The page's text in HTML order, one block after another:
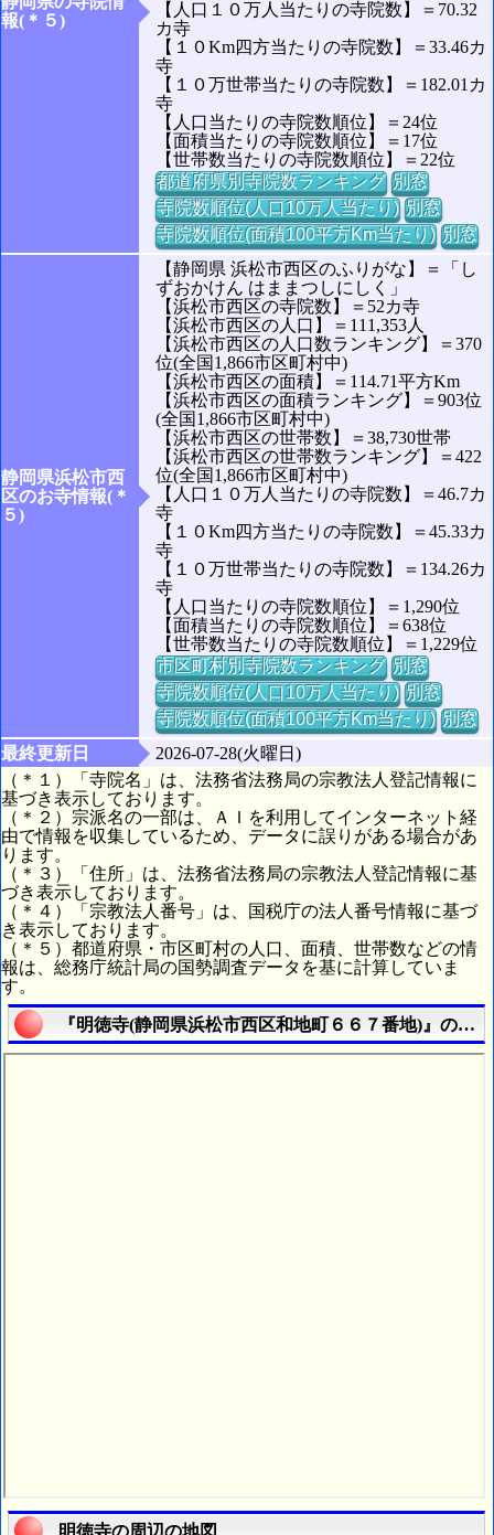
報(＊５)
【人口１０万人当たりの寺院数】＝70.32
カ寺
【１０Km四方当たりの寺院数】＝33.46カ
寺
【１０万世帯当たりの寺院数】＝182.01カ
寺
【人口当たりの寺院数順位】＝24位
【面積当たりの寺院数順位】＝17位
【世帯数当たりの寺院数順位】＝22位
都道府県別寺院数ランキング 別窓
寺院数順位(人口10万人当たり) 別窓
寺院数順位(面積100平方Km当たり) 別窓
静岡県浜松市西
区のお寺情報(＊
５)
【静岡県 浜松市西区のふりがな】＝「し
ずおかけん はままつしにしく」
【浜松市西区の寺院数】＝52カ寺
【浜松市西区の人口】＝111,353人
【浜松市西区の人口数ランキング】＝370
位(全国1,866市区町村中)
【浜松市西区の面積】＝114.71平方Km
【浜松市西区の面積ランキング】＝903位
(全国1,866市区町村中)
【浜松市西区の世帯数】＝38,730世帯
【浜松市西区の世帯数ランキング】＝422
位(全国1,866市区町村中)
【人口１０万人当たりの寺院数】＝46.7カ
寺
【１０Km四方当たりの寺院数】＝45.33カ
寺
【１０万世帯当たりの寺院数】＝134.26カ
寺
【人口当たりの寺院数順位】＝1,290位
【面積当たりの寺院数順位】＝638位
【世帯数当たりの寺院数順位】＝1,229位
市区町村別寺院数ランキング 別窓
寺院数順位(人口10万人当たり) 別窓
寺院数順位(面積100平方Km当たり) 別窓
最終更新日
2026-07-28(火曜日)
（＊１）「寺院名」は、法務省法務局の宗教法人登記情報に
基づき表示しております。
（＊２）宗派名の一部は、ＡＩを利用してインターネット経
由で情報を収集しているため、データに誤りがある場合があ
ります。
（＊３）「住所」は、法務省法務局の宗教法人登記情報に基
づき表示しております。
（＊４）「宗教法人番号」は、国税庁の法人番号情報に基づ
き表示しております。
（＊５）都道府県・市区町村の人口、面積、世帯数などの情
報は、総務庁統計局の国勢調査データを基に計算していま
す。
『明徳寺(静岡県浜松市西区和地町６６７番地)』の航